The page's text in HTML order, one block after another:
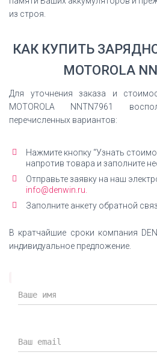
из строя.
КАК КУПИТЬ
MOTOROLA
Для уточнения заказа и
MOTOROLA NNTN7961
перечисленных вариантов:
Нажмите кнопку “Узнать
напротив товара и заполните
Отправьте заявку на наш
info@denwin.ru.
Заполните анкету обратной
В кратчайшие сроки компания
индивидуальное предложение.